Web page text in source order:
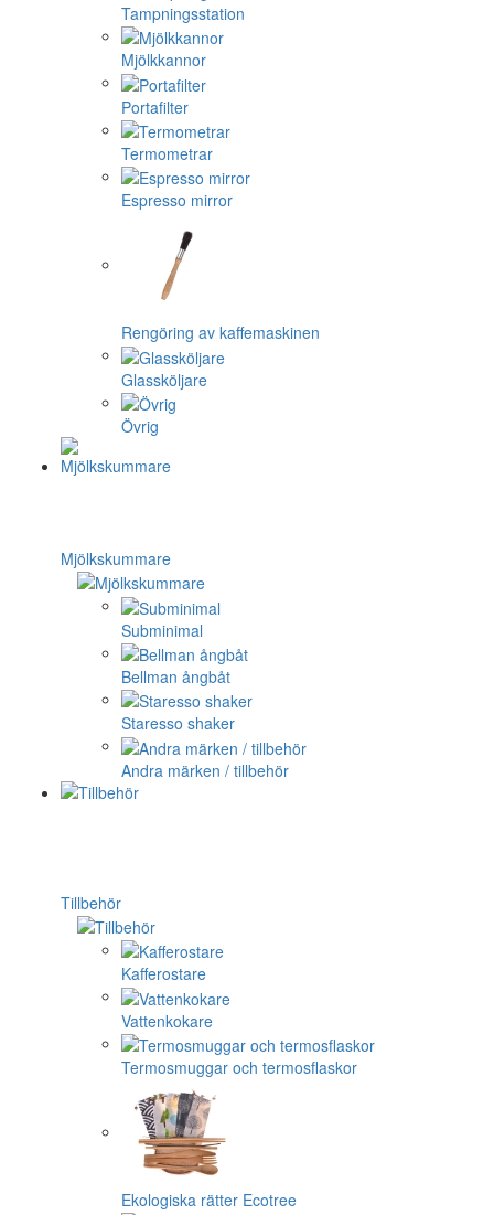
Tampningsstation
Mjölkkannor
Portafilter
Termometrar
Espresso mirror
Rengöring av kaffemaskinen
Glassköljare
Övrig
Mjölkskummare
Subminimal
Bellman ångbåt
Staresso shaker
Andra märken / tillbehör
Tillbehör
Kafferostare
Vattenkokare
Termosmuggar och termosflaskor
Ekologiska rätter Ecotree